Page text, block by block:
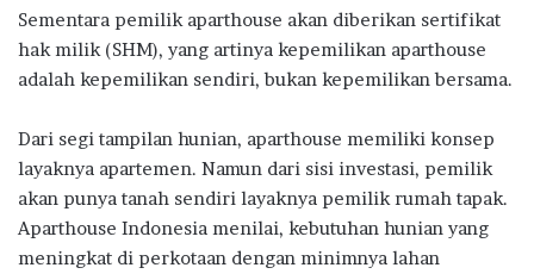
Sementara pemilik aparthouse akan diberikan sertifikat
hak milik (SHM), yang artinya kepemilikan aparthouse
adalah kepemilikan sendiri, bukan kepemilikan bersama.
Dari segi tampilan hunian, aparthouse memiliki konsep
layaknya apartemen. Namun dari sisi investasi, pemilik
akan punya tanah sendiri layaknya pemilik rumah tapak.
Aparthouse Indonesia menilai, kebutuhan hunian yang
meningkat di perkotaan dengan minimnya lahan